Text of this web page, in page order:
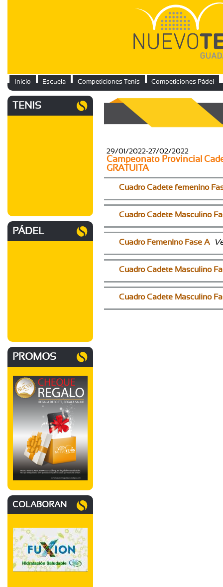
Inicio Escuela Competiciones Tenis Competiciones Pádel
TENIS
PÁDEL
PROMOS
COLABORAN
29/01/2022-27/02/2022
Campeonato Provincial
GRATUITA
Cuadro Cadete femenino
Cuadro Cadete Masculino
Cuadro Femenino Fase A
Cuadro Cadete Masculino
Cuadro Cadete Masculino